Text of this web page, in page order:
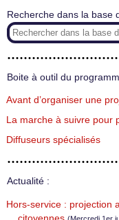
Recherche dans la base
Boite à outil du
Avant d’organiser une
La marche à suivre pour
Diffuseurs spécialisés
Actualité :
Hors-service : projection